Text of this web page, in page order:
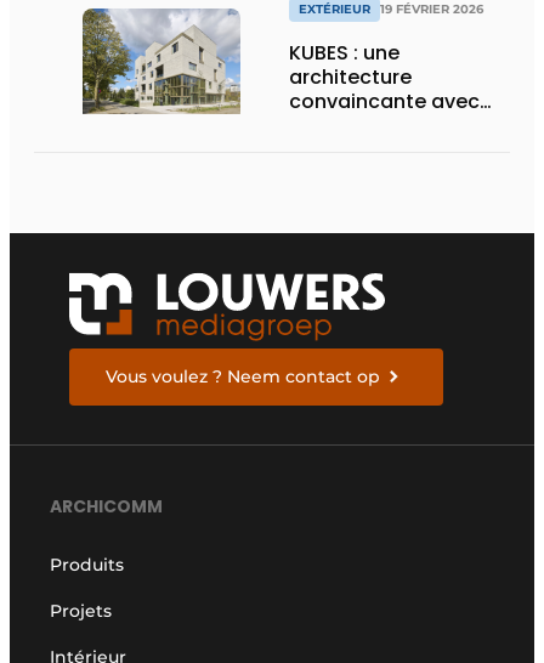
EXTÉRIEUR 19 FÉVRIER 2026
KUBES : une
architecture
convaincante avec
Vous voulez ? Neem contact op
ARCHICOMM
Produits
Projets
Intérieur